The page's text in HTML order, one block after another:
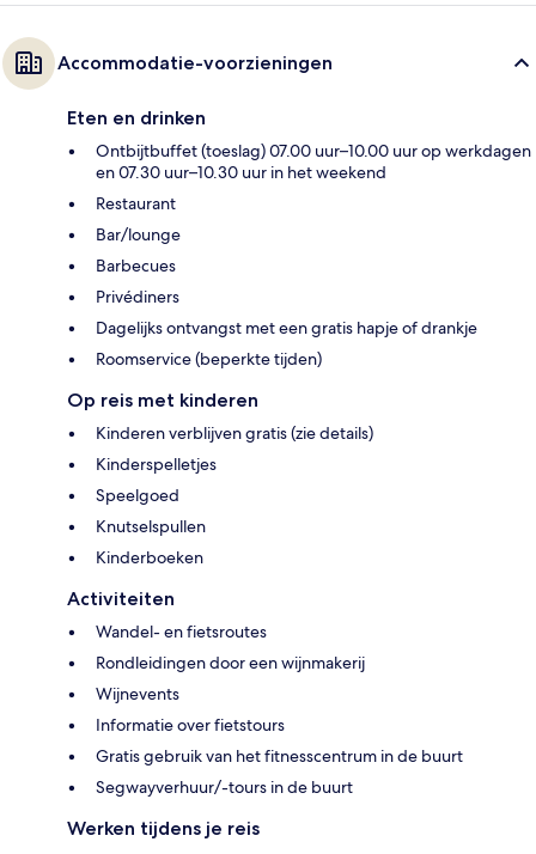
Accommodatie-voorzieningen
Eten en drinken
Ontbijtbuffet (toeslag) 07.00 uur–10.00 uur op werkdagen
en 07.30 uur–10.30 uur in het weekend
Restaurant
Bar/lounge
Barbecues
Privédiners
Dagelijks ontvangst met een gratis hapje of drankje
Roomservice (beperkte tijden)
Op reis met kinderen
Kinderen verblijven gratis (zie details)
Kinderspelletjes
Speelgoed
Knutselspullen
Kinderboeken
Activiteiten
Wandel- en fietsroutes
Rondleidingen door een wijnmakerij
Wijnevents
Informatie over fietstours
Gratis gebruik van het fitnesscentrum in de buurt
Segwayverhuur/-tours in de buurt
Werken tijdens je reis